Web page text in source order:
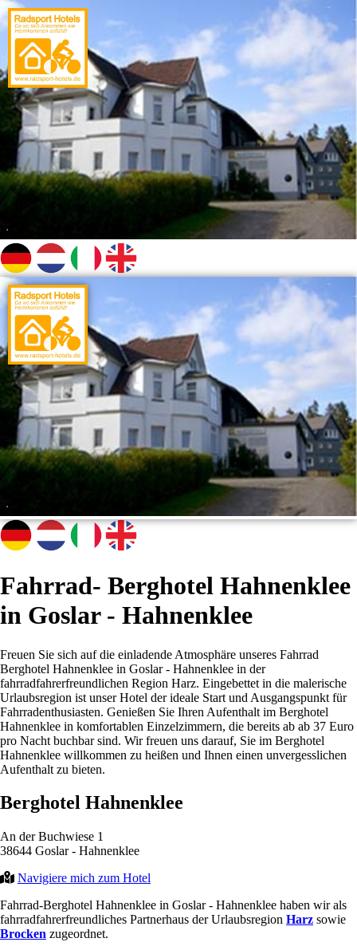
Fahrrad- Berghotel Hahnenklee
in Goslar - Hahnenklee
Freuen Sie sich auf die einladende Atmosphäre unseres Fahrrad
Berghotel Hahnenklee in Goslar - Hahnenklee in der
fahrradfahrerfreundlichen Region Harz. Eingebettet in die malerische
Urlaubsregion ist unser Hotel der ideale Start und Ausgangspunkt für
Fahrradenthusiasten. Genießen Sie Ihren Aufenthalt im Berghotel
Hahnenklee in komfortablen Einzelzimmern, die bereits ab ab 37 Euro
pro Nacht buchbar sind. Wir freuen uns darauf, Sie im Berghotel
Hahnenklee willkommen zu heißen und Ihnen einen unvergesslichen
Aufenthalt zu bieten.
Berghotel Hahnenklee
An der Buchwiese 1
38644 Goslar - Hahnenklee
Navigiere mich zum Hotel
Fahrrad-Berghotel Hahnenklee in Goslar - Hahnenklee haben wir als
fahrradfahrerfreundliches Partnerhaus der Urlaubsregion Harz sowie
Brocken zugeordnet.